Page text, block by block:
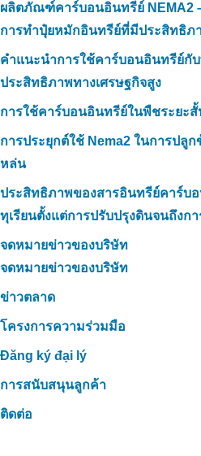
ผลิตภัณฑ์คาร์บอนอินทรีย์ NEMA2
การทำปุ๋ยหมักอินทรีย์ที่มีประสิทธิภ
คำแนะนำการใช้คาร์บอนอินทรีย์กั
ประสิทธิภาพทางเศรษฐกิจสูง
การใช้คาร์บอนอินทรีย์ในพืชระยะสั้
การประยุกต์ใช้ Nema2 ในการปลู
หล่น
ประสิทธิภาพของสารอินทรีย์คาร์บอ
ทุเรียนตั้งแต่การปรับปรุงดินจนถึงก
จดหมายข่าวของบริษัท
จดหมายข่าวของบริษัท
ข่าวตลาด
โครงการความร่วมมือ
Đăng ký đại lý
การสนับสนุนลูกค้า
ติดต่อ